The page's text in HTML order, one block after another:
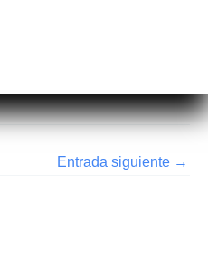
Entrada siguiente →